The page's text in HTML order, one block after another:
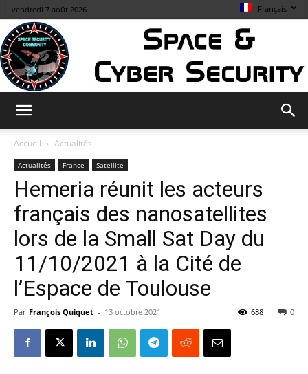
vendredi 7 août 2026 Français
Cybersecurity
Info
Accueil Actualités
Actualités France Satellite
Hemeria réunit les acteurs
français des nanosatellites
lors de la Small Sat Day du
11/10/2021 à la Cité de
l’Espace de Toulouse
Par François Quiquet - 13 octobre 2021 0
688